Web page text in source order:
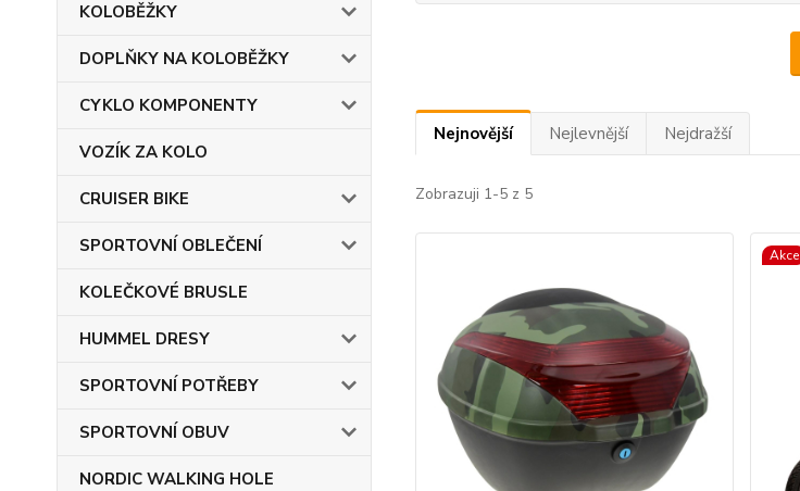
KOLOBĚŽKY
DOPLŇKY NA KOLOBĚŽKY
CYKLO KOMPONENTY
VOZÍK ZA KOLO
CRUISER BIKE
SPORTOVNÍ OBLEČENÍ
KOLEČKOVÉ BRUSLE
HUMMEL DRESY
SPORTOVNÍ POTŘEBY
SPORTOVNÍ OBUV
NORDIC WALKING HOLE
Nejnovější Nejlevnější Nejdražší
Zobrazuji 1-5 z 5
Akce